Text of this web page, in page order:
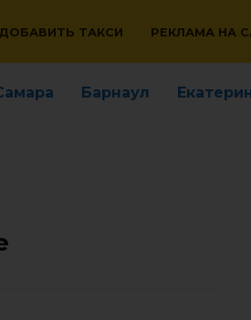
ДОБАВИТЬ ТАКСИ РЕКЛАМА НА
Барнаул